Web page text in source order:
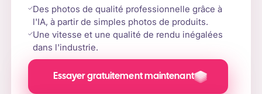
Des photos de qualité professionnelle grâce à
l'IA, à partir de simples photos de produits.
Une vitesse et une qualité de rendu inégalées
dans l'industrie.
Essayer gratuitement maintenant